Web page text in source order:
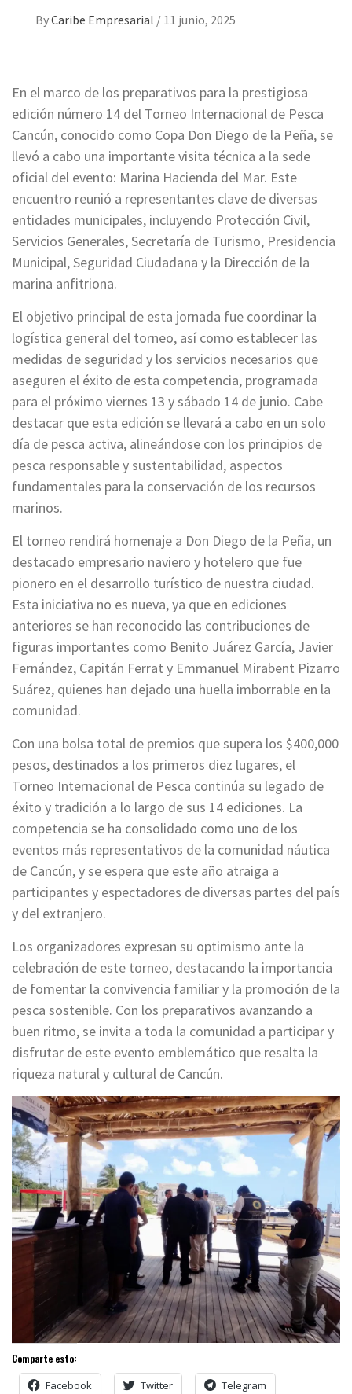
ByCaribe Empresarial / 11 junio, 2025
En el marco de los preparativos para la prestigiosa
edición número 14 del Torneo Internacional de Pesca
Cancún, conocido como Copa Don Diego de la Peña, se
llevó a cabo una importante visita técnica a la sede
oficial del evento: Marina Hacienda del Mar. Este
encuentro reunió a representantes clave de diversas
entidades municipales, incluyendo Protección Civil,
Servicios Generales, Secretaría de Turismo, Presidencia
Municipal, Seguridad Ciudadana y la Dirección de la
marina anfitriona.
El objetivo principal de esta jornada fue coordinar la
logística general del torneo, así como establecer las
medidas de seguridad y los servicios necesarios que
aseguren el éxito de esta competencia, programada
para el próximo viernes 13 y sábado 14 de junio. Cabe
destacar que esta edición se llevará a cabo en un solo
día de pesca activa, alineándose con los principios de
pesca responsable y sustentabilidad, aspectos
fundamentales para la conservación de los recursos
marinos.
El torneo rendirá homenaje a Don Diego de la Peña, un
destacado empresario naviero y hotelero que fue
pionero en el desarrollo turístico de nuestra ciudad.
Esta iniciativa no es nueva, ya que en ediciones
anteriores se han reconocido las contribuciones de
figuras importantes como Benito Juárez García, Javier
Fernández, Capitán Ferrat y Emmanuel Mirabent Pizarro
Suárez, quienes han dejado una huella imborrable en la
comunidad.
Con una bolsa total de premios que supera los $400,000
pesos, destinados a los primeros diez lugares, el
Torneo Internacional de Pesca continúa su legado de
éxito y tradición a lo largo de sus 14 ediciones. La
competencia se ha consolidado como uno de los
eventos más representativos de la comunidad náutica
de Cancún, y se espera que este año atraiga a
participantes y espectadores de diversas partes del país
y del extranjero.
Los organizadores expresan su optimismo ante la
celebración de este torneo, destacando la importancia
de fomentar la convivencia familiar y la promoción de la
pesca sostenible. Con los preparativos avanzando a
buen ritmo, se invita a toda la comunidad a participar y
disfrutar de este evento emblemático que resalta la
riqueza natural y cultural de Cancún.
Comparte esto:
Facebook Twitter Telegram